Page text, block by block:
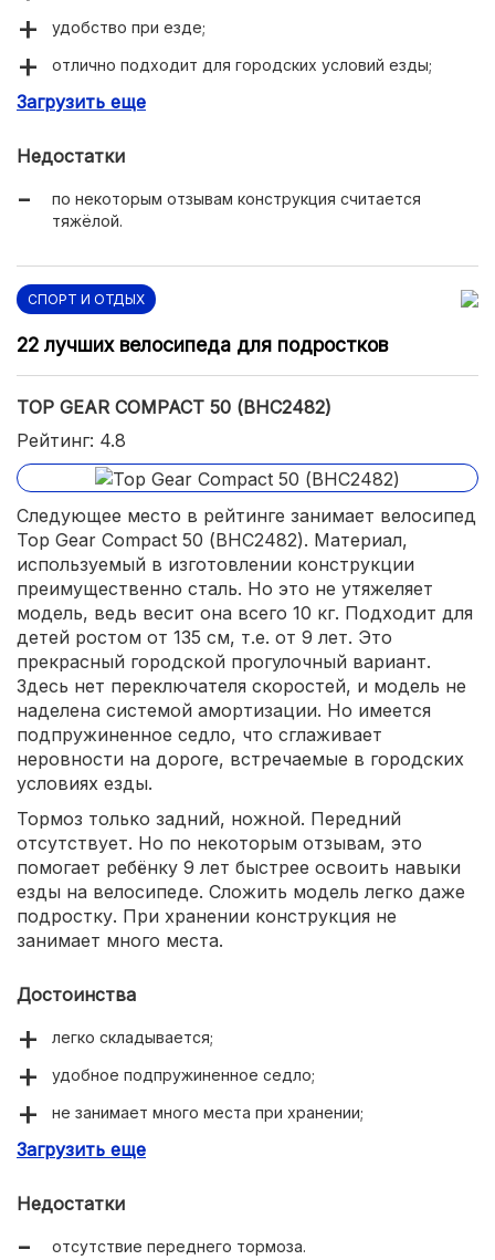
удобство при езде;
отлично подходит для городских условий езды;
лёгкость управления;
Загрузить еще
Недостатки
по некоторым отзывам конструкция считается
тяжёлой.
СПОРТ И ОТДЫХ
22 лучших велосипеда для подростков
TOP GEAR COMPACT 50 (ВНС2482)
Рейтинг: 4.8
Следующее место в рейтинге занимает велосипед
Top Gear Compact 50 (ВНС2482). Материал,
используемый в изготовлении конструкции
преимущественно сталь. Но это не утяжеляет
модель, ведь весит она всего 10 кг. Подходит для
детей ростом от 135 см, т.е. от 9 лет. Это
прекрасный городской прогулочный вариант.
Здесь нет переключателя скоростей, и модель не
наделена системой амортизации. Но имеется
подпружиненное седло, что сглаживает
неровности на дороге, встречаемые в городских
условиях езды.
Тормоз только задний, ножной. Передний
отсутствует. Но по некоторым отзывам, это
помогает ребёнку 9 лет быстрее освоить навыки
езды на велосипеде. Сложить модель легко даже
подростку. При хранении конструкция не
занимает много места.
Достоинства
легко складывается;
удобное подпружиненное седло;
не занимает много места при хранении;
недорогая стоимость;
Загрузить еще
Недостатки
отсутствие переднего тормоза.